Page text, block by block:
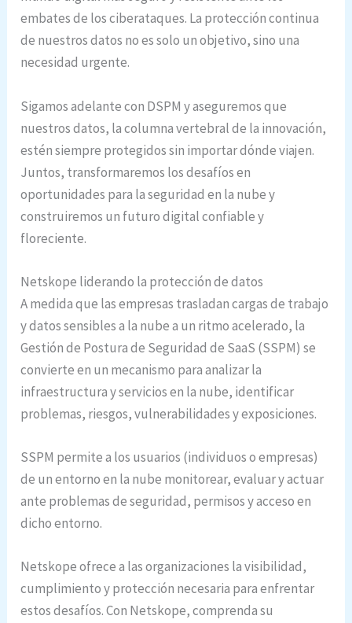
embates de los ciberataques. La protección continua
de nuestros datos no es solo un objetivo, sino una
necesidad urgente.
Sigamos adelante con DSPM y aseguremos que
nuestros datos, la columna vertebral de la innovación,
estén siempre protegidos sin importar dónde viajen.
Juntos, transformaremos los desafíos en
oportunidades para la seguridad en la nube y
construiremos un futuro digital confiable y
floreciente.
Netskope liderando la protección de datos
A medida que las empresas trasladan cargas de trabajo
y datos sensibles a la nube a un ritmo acelerado, la
Gestión de Postura de Seguridad de SaaS (SSPM) se
convierte en un mecanismo para analizar la
infraestructura y servicios en la nube, identificar
problemas, riesgos, vulnerabilidades y exposiciones.
SSPM permite a los usuarios (individuos o empresas)
de un entorno en la nube monitorear, evaluar y actuar
ante problemas de seguridad, permisos y acceso en
dicho entorno.
Netskope ofrece a las organizaciones la visibilidad,
cumplimiento y protección necesaria para enfrentar
estos desafíos. Con Netskope, comprenda su